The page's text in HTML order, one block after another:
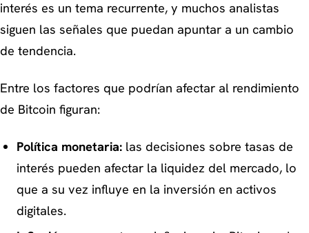
interés es un tema recurrente, y muchos analistas
siguen las señales que puedan apuntar a un cambio
de tendencia.
Entre los factores que podrían afectar al rendimiento
de Bitcoin figuran:
Política monetaria:las decisiones sobre tasas de
interés pueden afectar la liquidez del mercado, lo
que a su vez influye en la inversión en activos
digitales.